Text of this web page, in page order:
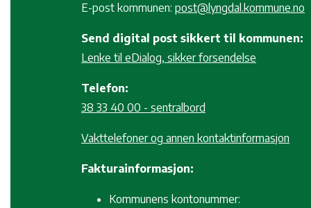
E-post kommunen: post@lyngdal.kommune.no
Send digital post sikkert til kommunen:
Lenke til eDialog, sikker forsendelse
Telefon:
38 33 40 00 - sentralbord
Vakttelefoner og annen kontaktinformasjon
Fakturainformasjon:
Kommunens kontonummer: